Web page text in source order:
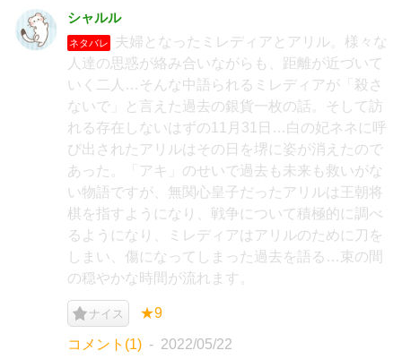
シャルル
ネタバレ
夫婦となったミレディアとアリル。様々な
人達の思惑が絡み合いながらも、距離が近づいて
いく二人…そんな中語られるミレディアが「殺さ
ないで」と言えた過去の銀貨一枚の話。そして訪
れる存在しないはずの11月31日…白の妃ネネに呼
び出されたアリルはその日を堺に姿が消えたので
あった。「アキ」のせいで過去も未来も救いがな
い物語ですが、無関心皇子だったアリルは王朝将
棋を指すようになり、戦争について積極的に調べ
るようになり、ミレディアはアリルのために刀を
しまい、傷になってしまった過去を語る…束の間
の穏やかな時間が流れます。
ナイス ★9
コメント(1) 2022/05/22